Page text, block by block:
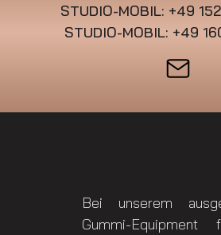
STUDIO-MOBIL: +49
STUDIO-MOBIL: +49
Bei unserem
Gummi-